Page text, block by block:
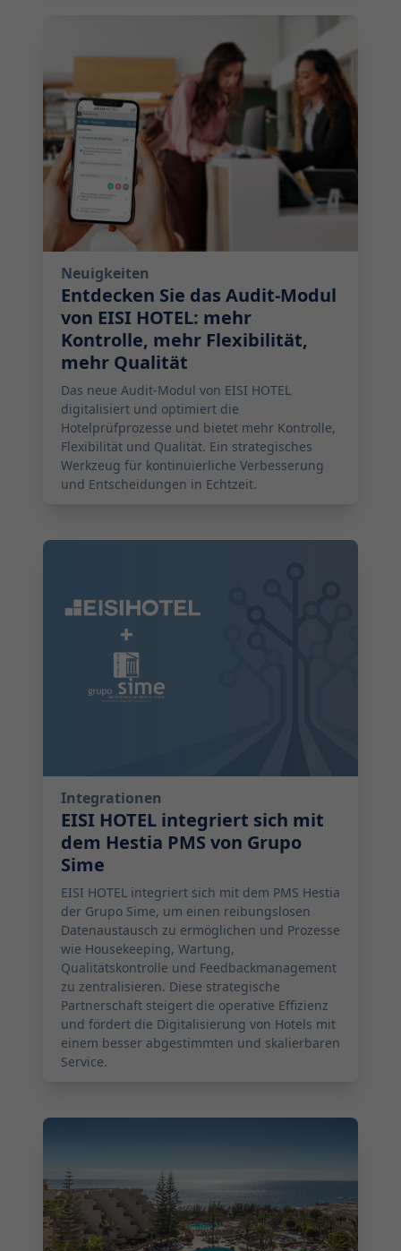
Neuigkeiten
Entdecken Sie das Audit-Modul
von EISI HOTEL: mehr
Kontrolle, mehr Flexibilität,
mehr Qualität
Das neue Audit-Modul von EISI HOTEL
digitalisiert und optimiert die
Hotelprüfprozesse und bietet mehr Kontrolle,
Flexibilität und Qualität. Ein strategisches
Werkzeug für kontinuierliche Verbesserung
und Entscheidungen in Echtzeit.
Integrationen
EISI HOTEL integriert sich mit
dem Hestia PMS von Grupo
Sime
EISI HOTEL integriert sich mit dem PMS Hestia
der Grupo Sime, um einen reibungslosen
Datenaustausch zu ermöglichen und Prozesse
wie Housekeeping, Wartung,
Qualitätskontrolle und Feedbackmanagement
zu zentralisieren. Diese strategische
Partnerschaft steigert die operative Effizienz
und fördert die Digitalisierung von Hotels mit
einem besser abgestimmten und skalierbaren
Service.